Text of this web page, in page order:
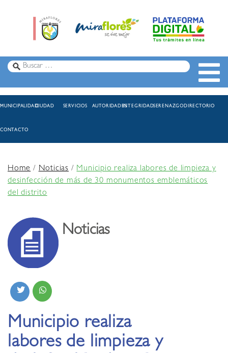
MUNICIPALIDADCIUDAD SERVICIOS AUTORIDADESINTEGRIDADSERENAZGODIRECTORIO
CONTACTO
Home/Noticias /Municipio realiza labores de limpieza y
desinfección de más de 30 monumentos emblemáticos
del distrito
Noticias
Municipio realiza
labores de limpieza y